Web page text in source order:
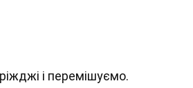
і перемішуємо.